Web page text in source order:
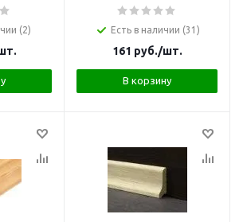
(2) Есть в наличии (31)
161 руб./шт.
В корзину